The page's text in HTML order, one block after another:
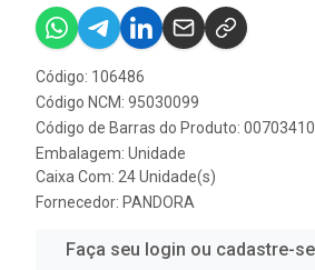
Código: 106486
Código NCM: 95030099
Código de Barras do Produto:
Embalagem: Unidade
Caixa Com: 24 Unidade(s)
Fornecedor: PANDORA
Faça seu login ou cadastre-